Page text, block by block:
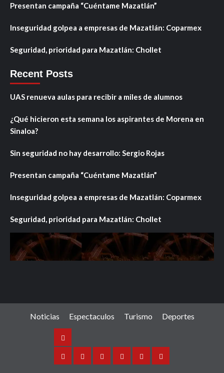
Presentan campaña “Cuéntame Mazatlán”
Inseguridad golpea a empresas de Mazatlán: Coparmex
Seguridad, prioridad para Mazatlán: Chollet
Recent Posts
UAS renueva aulas para recibir a miles de alumnos
¿Qué hicieron esta semana los aspirantes de Morena en
Sinaloa?
Sin seguridad no hay desarrollo: Sergio Rojas
Presentan campaña “Cuéntame Mazatlán”
Inseguridad golpea a empresas de Mazatlán: Coparmex
Seguridad, prioridad para Mazatlán: Chollet
Noticias Espectaculos Turismo Deportes
Noticias
SinaloaNacionalInternacionalEspectaculos
TurismoDeportes